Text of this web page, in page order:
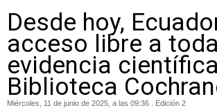
Desde hoy,
acceso libre a
evidencia
Biblioteca
Miércoles, 11 de junio de 2025, a las 09:36 . Edición 2